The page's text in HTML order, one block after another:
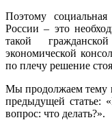
Поэтому социальная
России – это
такой
экономической
по плечу решение
Мы продолжаем тему
предыдущей статье:
вопрос: что делать?».